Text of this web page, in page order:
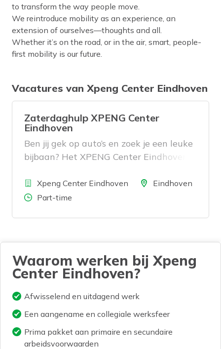
to transform the way people move.
We reintroduce mobility as an experience, an
extension of ourselves—thoughts and all.
Whether it’s on the road, or in the air, smart, people-
first mobility is our future.
Vacatures van Xpeng Center Eindhoven
Zaterdaghulp XPENG Center
Eindhoven
Ben jij gek op auto’s en zoek je een leuke
bijbaan? Het XPENG Center Eindhoven
rijbewijs die bezoekers wil verwelkomen
en onze elektrische auto’s tiptop
BedrijfXpeng Center Eindhoven LocatieEindhoven
Aantal uren
Part-time
Waarom werken bij Xpeng
Center Eindhoven?
Afwisselend en uitdagend werk
Een aangename en collegiale werksfeer
Prima pakket aan primaire en secundaire
arbeidsvoorwaarden